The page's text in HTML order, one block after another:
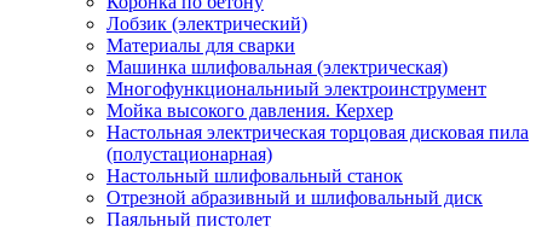
Лобзик (электрический)
Материалы для сварки
Машинка шлифовальная (электрическая)
Многофункциональниый электроинструмент
Мойка высокого давления. Керхер
Настольная электрическая торцовая дисковая пила
(полустационарная)
Настольный шлифовальный станок
Отрезной абразивный и шлифовальный диск
Паяльный пистолет